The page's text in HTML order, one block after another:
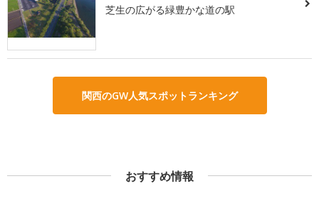
芝生の広がる緑豊かな道の駅
関西のGW人気スポットランキング
おすすめ情報